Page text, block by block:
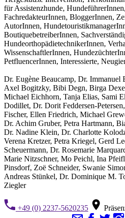
für Assistenzhunde,
FachredakteurInnen, BloggerInnen,
AutorInnen,
BoutiquebetreiberInnen,
HundeorthopädietechnikerInnen,
WissenschaftlerInnen,
PetfluencerInnen, Interessierte,
Dr. Eugène Beaucamp, Dr.
Axel Bogitzky, Bibi Degn, Birga
Michael Eichhorn, Tanja Elias, Sami
Dodillet, Dr. Dorit Feddersen-
Fischer, Ellen Friedrich, Michael
Dr. Achim Gruber, Petra Hartmann,
Dr. Nadine Klein, Dr. Charlotte
Verena Kretzer, Petra Kriegel, Gerd
Scheuermann, Dr. Rosemarie
Marie Nitzschner, Mo Peichl, Ina
Pinsdorf, Zoë Schneider, Swanie
Andreas Stünkel, Dr. Dominique M.
Ziegler
+49 (0) 2237-5620235